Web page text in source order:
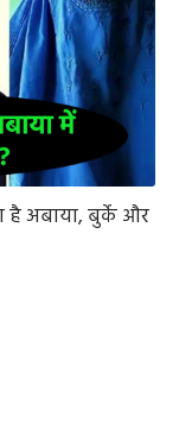
है अबाया, बुर्के और